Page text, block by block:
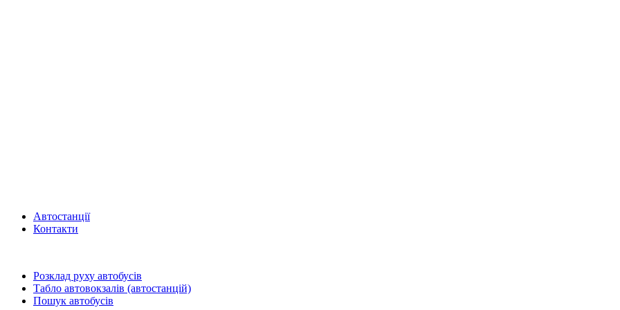
Автостанції
Контакти
Розклад руху автобусів
Табло автовокзалів (автостанцій)
Пошук автобусів